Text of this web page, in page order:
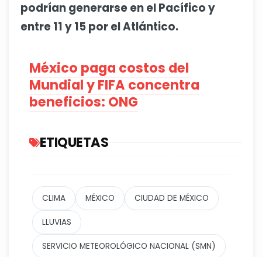
podrían generarse en el Pacífico y
entre 11 y 15 por el Atlántico.
México paga costos del
Mundial y FIFA concentra
beneficios: ONG
ETIQUETAS
CLIMA MÉXICO CIUDAD DE MÉXICO
LLUVIAS
SERVICIO METEOROLÓGICO NACIONAL (SMN)